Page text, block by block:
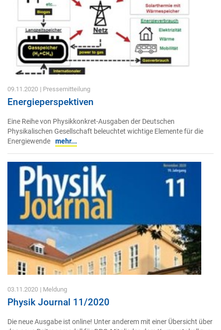
09.11.2020 | Pressemitteilung
Energieperspektiven
Eine Reihe von Physikkonkret-Ausgaben der Deutschen
Physikalischen Gesellschaft beleuchtet wichtige Elemente für die
Energiewende mehr...
03.11.2020 | Meldung
Physik Journal 11/2020
Die neue Ausgabe ist online! Unter anderem mit einer Übersicht über